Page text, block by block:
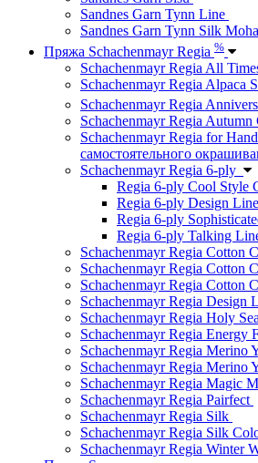
Sandnes Garn Tynn Line
Sandnes Garn Tynn Silk
Пряжа Schachenmayr Regia %
Schachenmayr Regia All
Schachenmayr Regia Alpaca
Schachenmayr Regia
Schachenmayr Regia
Schachenmayr Regia for
самостоятельного
Schachenmayr Regia 6-ply
Regia 6-ply Cool Style
Regia 6-ply Design
Regia 6-ply
Regia 6-ply Talking
Schachenmayr Regia Cotton
Schachenmayr Regia Cotton
Schachenmayr Regia Cotton
Schachenmayr Regia Design
Schachenmayr Regia Holy
Schachenmayr Regia Energy
Schachenmayr Regia Merino
Schachenmayr Regia Merino
Schachenmayr Regia Magic
Schachenmayr Regia Pairfect
Schachenmayr Regia Silk
Schachenmayr Regia Silk
Schachenmayr Regia Winter